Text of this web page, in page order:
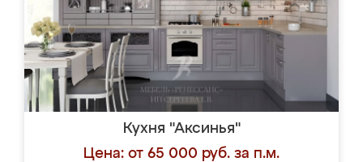
Кухня "Аксинья"
Цена: от 65 000 руб. за п.м.